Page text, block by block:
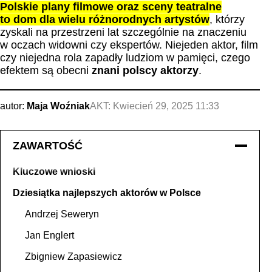
Polskie plany filmowe oraz sceny teatralne
to dom dla wielu różnorodnych artystów, którzy
zyskali na przestrzeni lat szczególnie na znaczeniu
w oczach widowni czy ekspertów. Niejeden aktor, film
czy niejedna rola zapadły ludziom w pamięci, czego
efektem są obecni znani polscy aktorzy.
autor: Maja WoźniakAKT: Kwiecień 29, 2025 11:33
ZAWARTOŚĆ
Kluczowe wnioski
Dziesiątka najlepszych aktorów w Polsce
Andrzej Seweryn
Jan Englert
Zbigniew Zapasiewicz